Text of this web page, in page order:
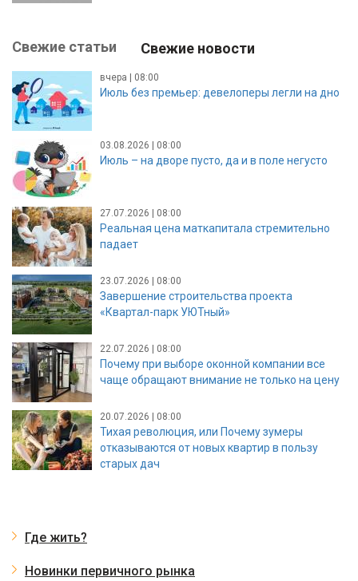
Свежие статьи Свежие новости
вчера | 08:00
Июль без премьер: девелоперы легли на дно
03.08.2026 | 08:00
Июль – на дворе пусто, да и в поле негусто
27.07.2026 | 08:00
Реальная цена маткапитала стремительно
падает
23.07.2026 | 08:00
Завершение строительства проекта
«Квартал-парк УЮТный»
22.07.2026 | 08:00
Почему при выборе оконной компании все
чаще обращают внимание не только на цену
20.07.2026 | 08:00
Тихая революция, или Почему зумеры
отказываются от новых квартир в пользу
старых дач
Где жить?
Новинки первичного рынка